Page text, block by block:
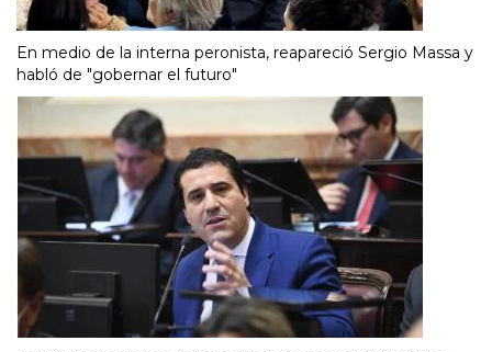
En medio de la interna peronista, reapareció Sergio Massa y
habló de "gobernar el futuro"